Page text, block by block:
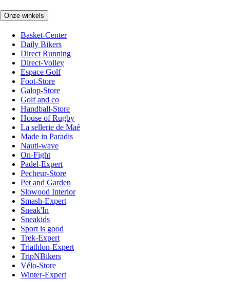
Onze winkels
Basket-Center
Daily Bikers
Direct Running
Direct-Volley
Espace Golf
Foot-Store
Galop-Store
Golf and co
Handball-Store
House of Rugby
La sellerie de Maé
Made in Paradis
Nauti-wave
On-Fight
Padel-Expert
Pecheur-Store
Pet and Garden
Slowood Interior
Smash-Expert
Sneak'In
Sneakids
Sport is good
Trek-Expert
Triathlon-Expert
TripNBikers
Vélo-Store
Winter-Expert